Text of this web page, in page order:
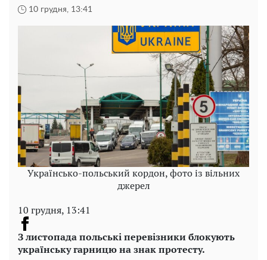
10 грудня, 13:41
Українсько-польський кордон, фото із вільних
джерел
10 грудня, 13:41
З листопада польські перевізники блокують
українську гарницю на знак протесту.